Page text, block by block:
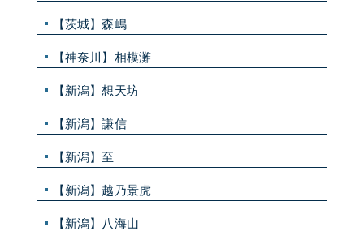
【茨城】森嶋
【神奈川】相模灘
【新潟】想天坊
【新潟】謙信
【新潟】至
【新潟】越乃景虎
【新潟】八海山